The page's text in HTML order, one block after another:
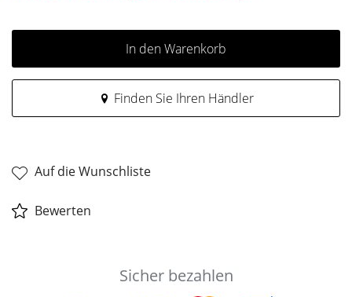
In den Warenkorb
Finden Sie Ihren Händler
Auf die Wunschliste
Bewerten
Sicher bezahlen